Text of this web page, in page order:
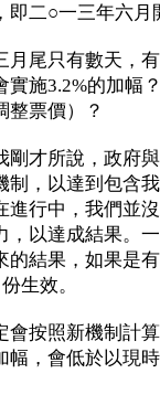
即二○一三年六月
月尾只有數天，
實施3.2%的加幅
整票價）？
剛才所說，政府
制，以達到包含
進行中，我們並
，以達成結果。
的結果，如果是
生效。
會按照新機制計
，會低於以現